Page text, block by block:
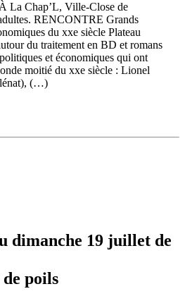
La Chap’L, Ville-Close de
RENCONTRE Grands
du xxe siècle Plateau
du traitement en BD et romans
et économiques qui ont
moitié du xxe siècle : Lionel
(…)
dimanche 19 juillet de
poils